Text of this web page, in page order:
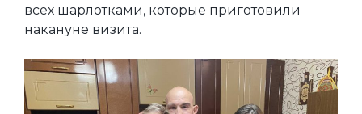
всех шарлотками, которые приготовили
накануне визита.